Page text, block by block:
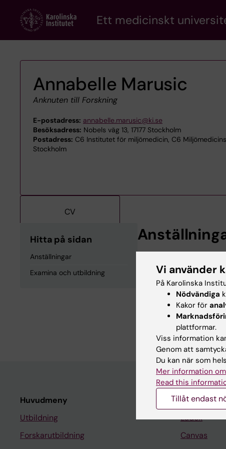
content
Ett medicinskt
Annabelle Marusic
Anknuten till Forskning
E-postadress: annabelle.marusic@ki.se
Besöksadress: Nobels väg 13, 17177 Stockholm
Postadress: C6 Institutet för miljömedicin, C6
Stockholm
CV
Hitta på sidan
Anställningar
Examina och utbildning
Examina
Medicine
Huvudmeny
Utbildning
Forskarutbildning
Student
Ladok
Canvas
Vi använder
På Karolinska
Nödvändiga
Kakor för
plattformar.
Viss information
Genom att
Du kan när som
Mer information
Read this
Tillåt endast